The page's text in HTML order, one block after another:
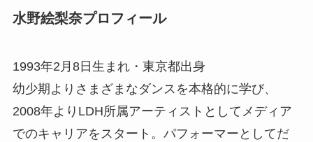
水野絵梨奈プロフィール
1993年2月8日生まれ・東京都出身
幼少期よりさまざまなダンスを本格的に学び、
2008年よりLDH所属アーティストとしてメディア
でのキャリアをスタート。パフォーマーとしてだ